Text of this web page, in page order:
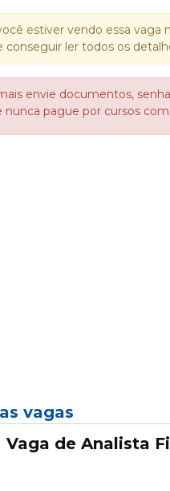
estiver vendo essa vaga
conseguir ler todos os
envie documentos,
nunca pague por cursos
vagas
Vaga de Analista